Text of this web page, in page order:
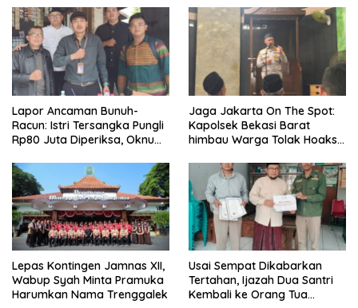
Lapor Ancaman Bunuh-
Racun: Istri Tersangka Pungli
Rp80 Juta Diperiksa, Oknum
Disdagperin
Jaga Jakarta On The Spot:
Kapolsek Bekasi Barat
himbau Warga Tolak Hoaks
Sholat Jumat
Lepas Kontingen Jamnas XII,
Wabup Syah Minta Pramuka
Harumkan Nama Trenggalek
Usai Sempat Dikabarkan
Tertahan, Ijazah Dua Santri
Kembali ke Orang Tua